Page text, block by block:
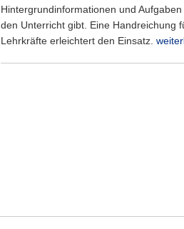
Hintergrundinformationen und
den Unterricht gibt. Eine Handreichung
Lehrkräfte erleichtert den Einsatz.